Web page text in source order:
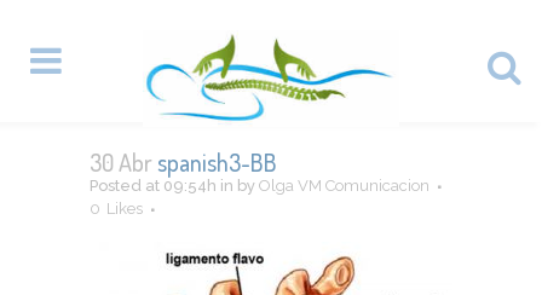
30 Abr spanish3-BB
Posted at 09:54h in by Olga VM Comunicacion
0 Likes